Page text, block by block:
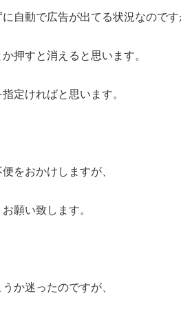
に自動で広告が出てる状況なのです
押すと消えると思います。
定ければと思います。
をおかけしますが、
願い致します。
か迷ったのですが、